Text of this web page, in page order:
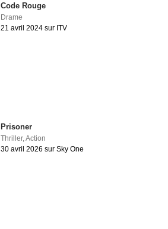
Code Rouge
Drame
21 avril 2024 sur ITV
Prisoner
Thriller,Action
30 avril 2026 sur Sky One